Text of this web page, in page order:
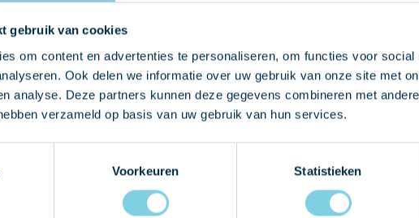
gebruik van cookies
om content en advertenties te personaliseren, om functies voor social
Ook delen we informatie over uw gebruik van onze site met
analyse. Deze partners kunnen deze gegevens combineren met
verzameld op basis van uw gebruik van hun services.
Voorkeuren Statistieken